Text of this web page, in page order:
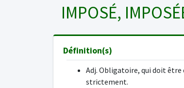
IMPOSÉ,
Définition(s)
Adj. Obligatoire, qui doit être
strictement.